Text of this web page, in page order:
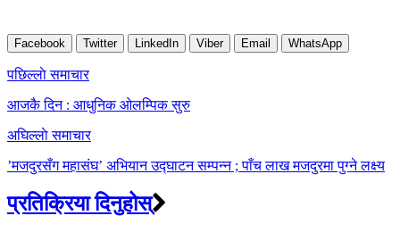
Facebook Twitter LinkedIn Viber Email WhatsApp
Post
navigation
पछिल्लाे समाचार
आजकै दिन : आधुनिक ओलम्पिक सुरु
अघिल्लाे समाचार
’मजदुरसँग महासंघ’ अभियान उद्घाटन सम्पन्न ; पाँच लाख मजदुरमा पुग्ने लक्ष्य
प्रतिक्रिया दिनुहोस्